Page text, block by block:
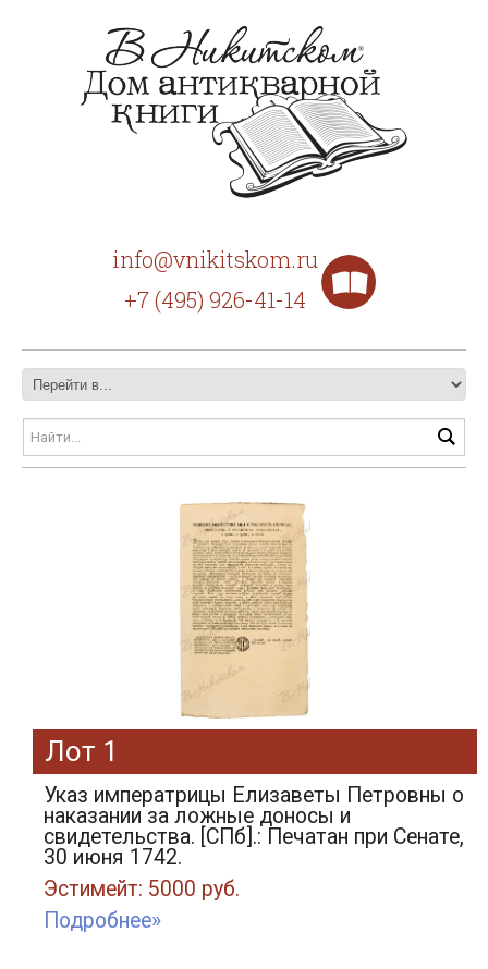
info@vnikitskom.ru
+7 (495) 926-41-14
Лот 1
Указ императрицы Елизаветы Петровны о
наказании за ложные доносы и
свидетельства. [СПб].: Печатан при Сенате,
30 июня 1742.
Эстимейт: 5000 руб.
Подробнее»